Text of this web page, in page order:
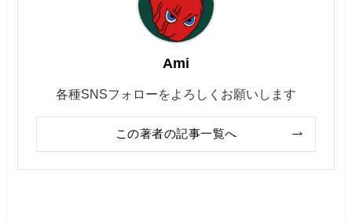
Ami
各種SNSフォローをよろしくお願いします
この著者の記事一覧へ